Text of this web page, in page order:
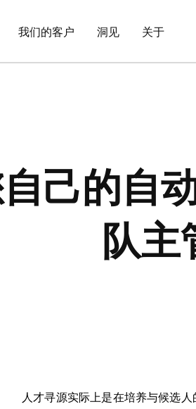
我们的客户 洞见 关于
己的自
队主
人才寻源实际上是在培养与候选